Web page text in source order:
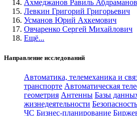
Ахмеджанов Равиль
Левкин Григорий Григорьевич
Усманов Юрий Ахкемович
Овчаренко Сергей Михайлович
Ещё...
Направление исследований
Автоматика, телемеханика и
транспорте Автоматическая
геометрия Антенны Базы
жизнедеятельности
ЧС Бизнес-планирование